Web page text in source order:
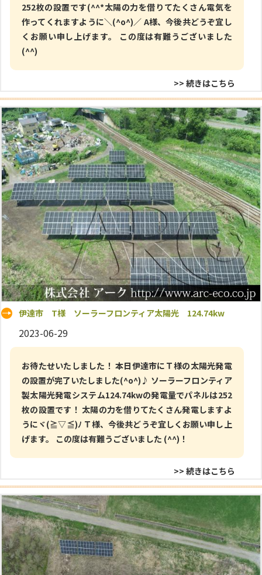
252枚の設置です(^^*太陽の力を借りてたくさん電気を
作ってくれますように＼(^o^)／ A様、今後共どうぞ宜し
くお願い申し上げます。 この度は有難うございました
(^^)
>> 続きはこちら
伊達市 T様 ソーラーフロンティア太陽光 124.74kw
2023-06-29
お待たせいたしました！ 本日伊達市にＴ様の太陽光発電
の設置が完了いたしました(^o^)♪ ソーラーフロンティア
製太陽光発電システム124.74kwの発電量でパネルは252
枚の設置です！ 太陽の力を借りてたくさん発電しますよ
うにヾ(≧▽≦)ﾉ Ｔ様、今後共どうぞ宜しくお願い申し上
げます。 この度は有難うございました (^^)！
>> 続きはこちら